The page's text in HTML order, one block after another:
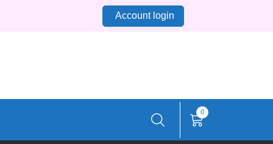
Account login
0